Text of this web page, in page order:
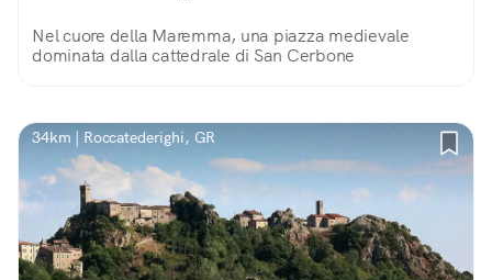
Nel cuore della Maremma, una piazza medievale
dominata dalla cattedrale di San Cerbone
34km | Roccatederighi, GR